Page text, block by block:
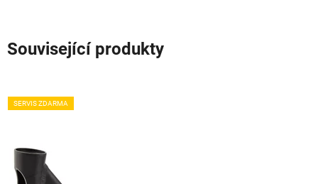
Související produkty
SERVIS ZDARMA